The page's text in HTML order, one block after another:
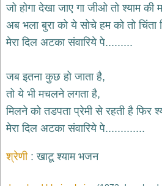
जैन
भजन
jain
bhajans
भजन
durga
bhajans
गणेश
भजन
bhajans
जो होगा देखा जाए गा जीओ तो श्याम की
अब भला बुरा को ये सोचे हम को तो चिंता
मेरा दिल अटका संवारिये पे.........
जब इतना कुछ हो जाता है,
तो ये भी मचलने लगता है,
मिलने को तडपता प्रेमी से रहती है फिर
मेरा दिल अटका संवारिये पे.............
श्रेणी खाटू श्याम भजन